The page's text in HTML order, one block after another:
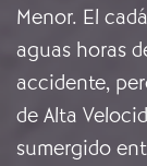
Menor. El
aguas horas
accidente,
de Alta
sumergido